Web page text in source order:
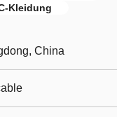
Kleidung
China